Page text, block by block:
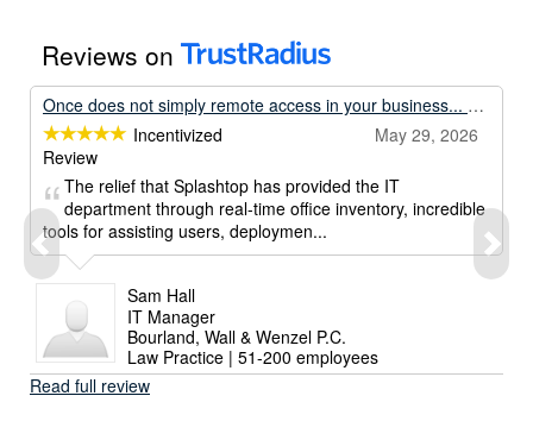
Reviews on
Once does not simply remote access in your business... Unless its with Splashtop.
Incentivized
Review
May 29, 2026
The relief that Splashtop has provided the IT
department through real-time office inventory, incredible
tools for assisting users, deploymen...
Sam Hall
IT Manager
Bourland, Wall & Wenzel P.C.
Law Practice | 51-200 employees
Read full review